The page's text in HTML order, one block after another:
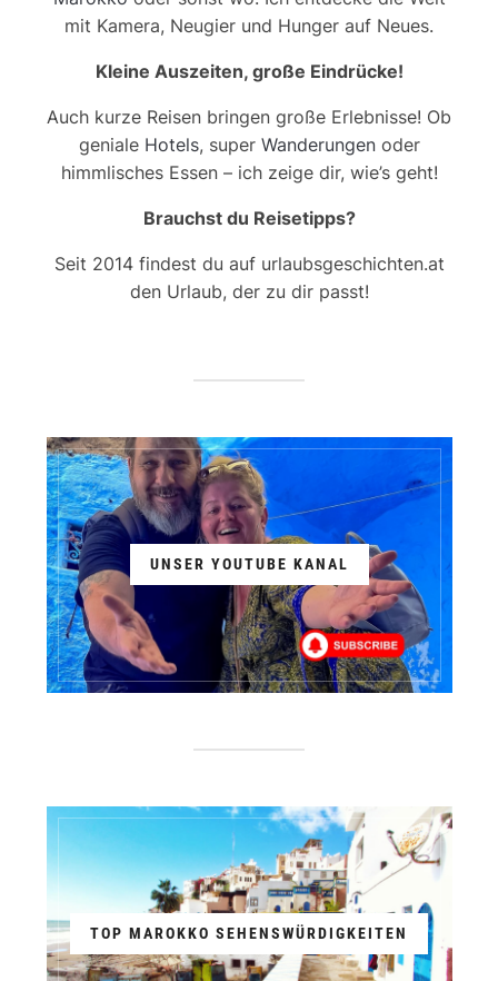
mit Kamera, Neugier und Hunger auf Neues.
Kleine Auszeiten, große Eindrücke!
Auch kurze Reisen bringen große Erlebnisse! Ob
geniale Hotels, super Wanderungenoder
himmlisches Essen – ich zeige dir, wie’s geht!
Brauchst du Reisetipps?
Seit 2014 findest du auf urlaubsgeschichten.at
den Urlaub, der zu dir passt!
UNSER YOUTUBE KANAL
TOP MAROKKO SEHENSWÜRDIGKEITEN